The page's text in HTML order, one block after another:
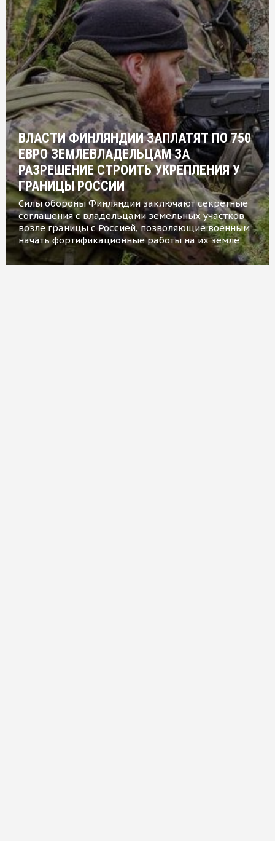
ВЛАСТИ ФИНЛЯНДИИ ЗАПЛАТЯТ ПО 750
ЕВРО ЗЕМЛЕВЛАДЕЛЬЦАМ ЗА
РАЗРЕШЕНИЕ СТРОИТЬ УКРЕПЛЕНИЯ У
ГРАНИЦЫ РОССИИ
Силы обороны Финляндии заключают секретные
соглашения с владельцами земельных участков
возле границы с Россией, позволяющие военным
начать фортификационные работы на их земле